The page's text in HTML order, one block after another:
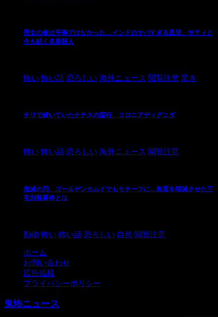
男女の命は平等ではなかった…インドのヤバすぎる風習、サティと
今も続く名誉殺人
怖い 怖い話 恐ろしい 海外ニュース 閲覧注意 驚き
チリで続いていたナチスの蛮行、コロニアディグニダ
怖い 怖い話 恐ろしい 海外ニュース 閲覧注意
鬼滅の刃、ゴールデンカムイでもモチーフに…集落を壊滅させた三
毛別羆事件とは
動物 怖い 怖い話 恐ろしい 自然 閲覧注意
ホーム
お問い合わせ
広告掲載
プライバシーポリシー
鬼怖ニュース